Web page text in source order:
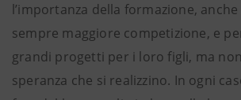
l’importanza della formazione,
sempre maggiore competizione, e
grandi progetti per i loro figli, ma
speranza che si realizzino. In ogni